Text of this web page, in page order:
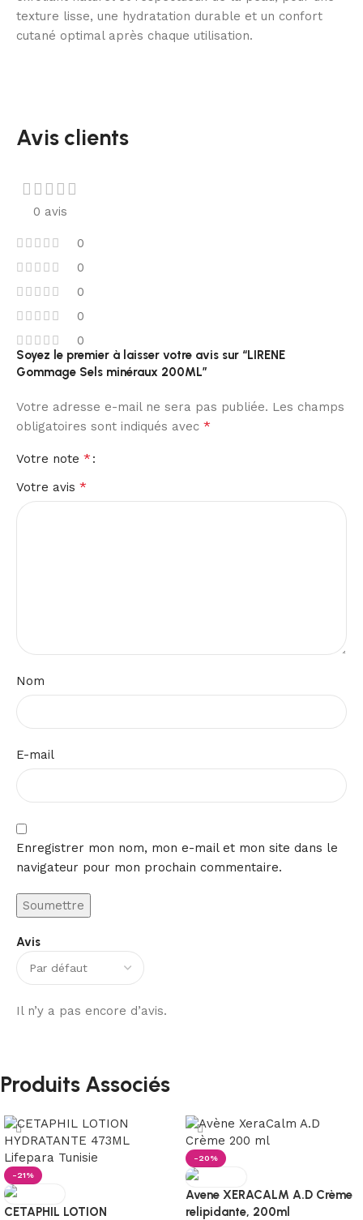
texture lisse, une hydratation durable et un confort
cutané optimal après chaque utilisation.
Avis clients
0 avis
0
0
0
0
0
Avis
Il n’y a pas encore d’avis.
Soyez le premier à laisser votre avis sur “LIRENE
Gommage Sels minéraux 200ML”
Votre adresse e-mail ne sera pas publiée. Les champs
obligatoires sont indiqués avec *
Votre note *
Votre avis *
Nom
E-mail
Enregistrer mon nom, mon e-mail et mon site dans le
navigateur pour mon prochain commentaire.
Produits Associés
-21%
CETAPHIL LOTION
-20%
Avene XERACALM A.D Crème
relipidante, 200ml